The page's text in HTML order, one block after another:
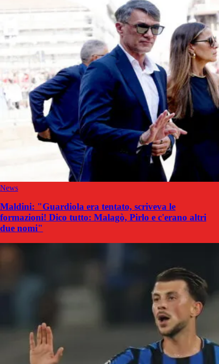
News
Maldini: "Guardiola era tentato, scriveva le
formazioni! Dico tutto: Malagò, Pirlo e c'erano altri
due nomi"